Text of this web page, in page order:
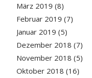
März 2019 (8)
Februar 2019 (7)
Januar 2019 (5)
Dezember 2018 (7)
November 2018 (5)
Oktober 2018 (16)